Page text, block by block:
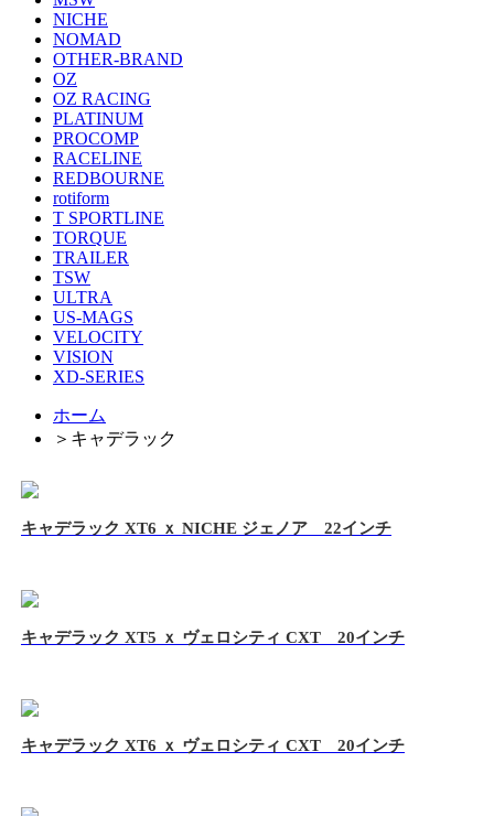
NICHE
NOMAD
OTHER-BRAND
OZ
OZ RACING
PLATINUM
PROCOMP
RACELINE
REDBOURNE
rotiform
T SPORTLINE
TORQUE
TRAILER
TSW
ULTRA
US-MAGS
VELOCITY
VISION
XD-SERIES
ホーム
＞ キャデラック
キャデラック XT6 ｘ NICHE ジェノア 22インチ
キャデラック XT5 ｘ ヴェロシティ CXT 20インチ
キャデラック XT6 ｘ ヴェロシティ CXT 20インチ